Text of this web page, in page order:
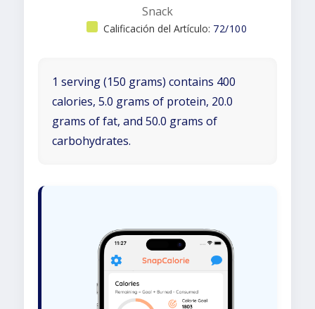
Snack
Calificación del Artículo: 72/100
1 serving (150 grams) contains 400
calories, 5.0 grams of protein, 20.0
grams of fat, and 50.0 grams of
carbohydrates.